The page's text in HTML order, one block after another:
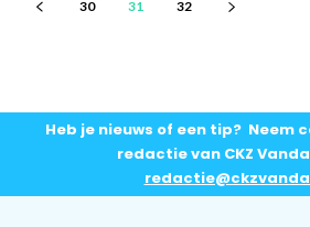
30 31 32
Heb je nieuws of een tip? Neem
redactie van CKZ